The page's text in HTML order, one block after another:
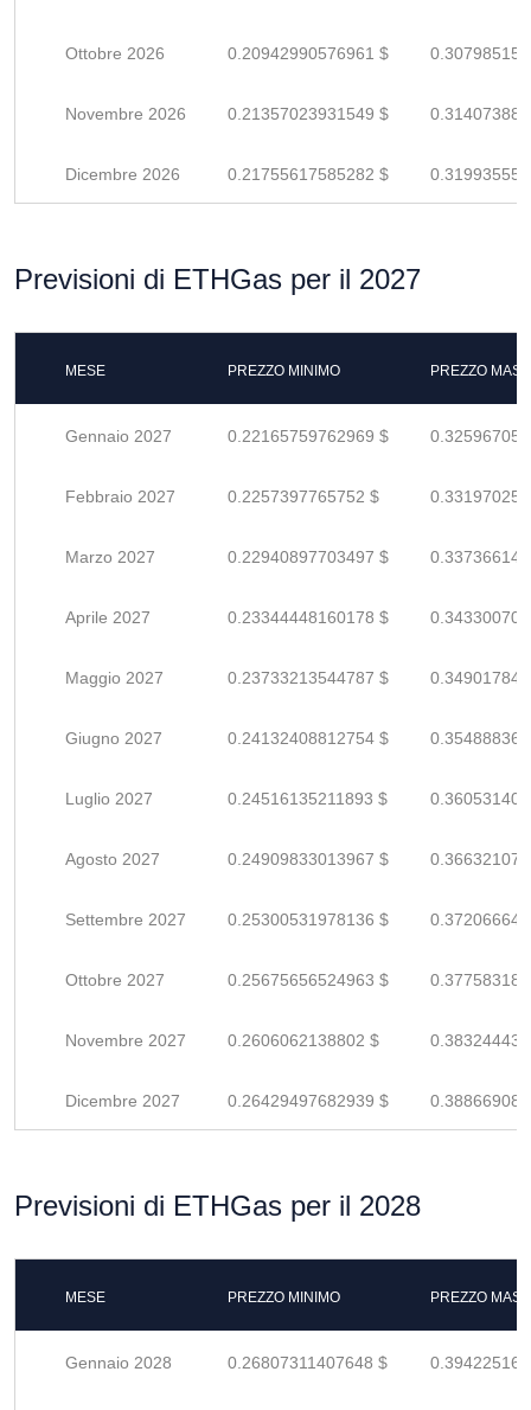
Ottobre 2026 0.20942990576961 $
Novembre 2026 0.21357023931549 $
Dicembre 2026 0.21755617585282 $
Previsioni di ETHGas per il 2027
MESE PREZZO MINIMO PREZZO
Gennaio 2027 0.22165759762969 $
Febbraio 2027 0.2257397765752 $
Marzo 2027 0.22940897703497 $
Aprile 2027 0.23344448160178 $
Maggio 2027 0.23733213544787 $
Giugno 2027 0.24132408812754 $
Luglio 2027 0.24516135211893 $
Agosto 2027 0.24909833013967 $
Settembre 2027 0.25300531978136 $
Ottobre 2027 0.25675656524963 $
Novembre 2027 0.2606062138802 $
Dicembre 2027 0.26429497682939 $
Previsioni di ETHGas per il 2028
MESE PREZZO MINIMO PREZZO
Gennaio 2028 0.26807311407648 $